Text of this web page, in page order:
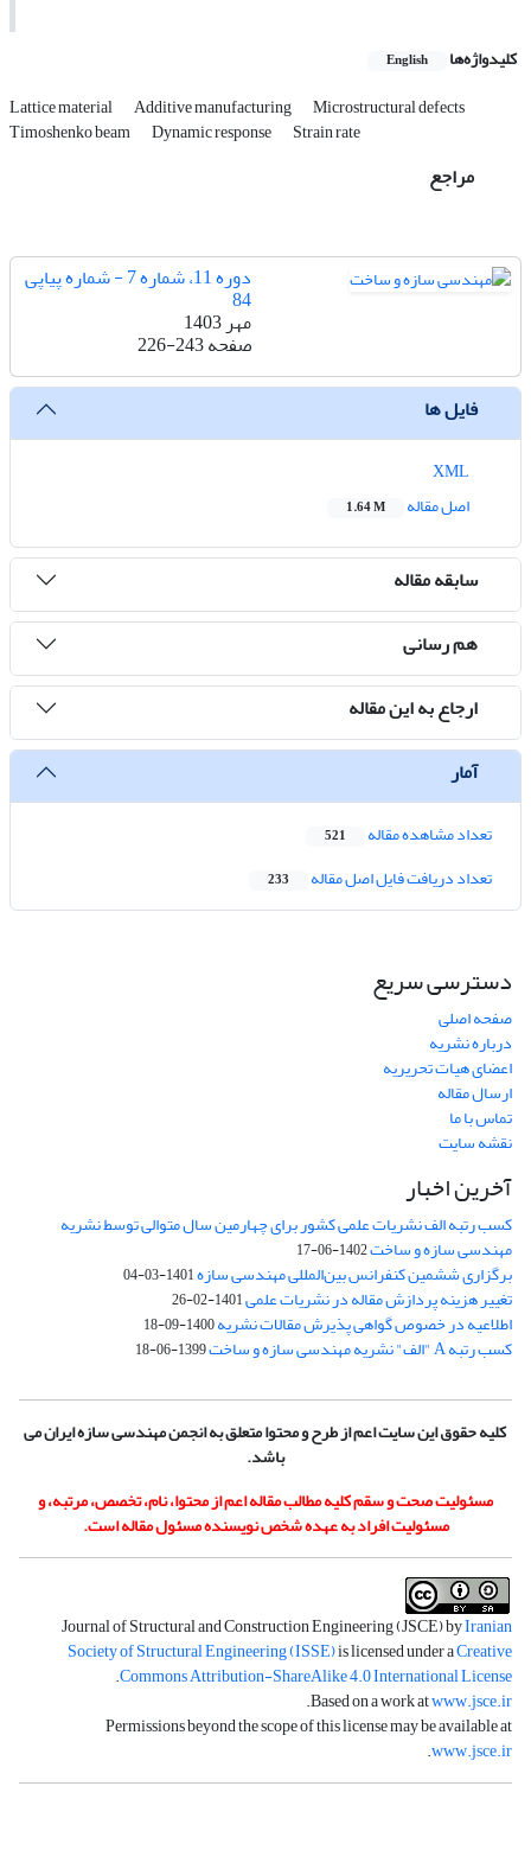
کلیدواژه‌ها English
Lattice material Additive manufacturing Microstructural defects
Timoshenko beam Dynamic response Strain rate
مراجع
دوره 11، شماره 7 - شماره پیاپی
84
مهر 1403
صفحه226-243
فایل ها
اصل مقاله
1.64 M
سابقه مقاله
هم رسانی
ارجاع به این مقاله
آمار
تعداد مشاهده مقاله 521
تعداد دریافت فایل اصل مقاله 233
دسترسی سریع
صفحه اصلی
درباره نشریه
اعضای هیات تحریریه
ارسال مقاله
تماس با ما
نقشه سایت
آخرین اخبار
کسب رتبه الف نشریات علمی کشور برای چهارمین سال متوالی توسط نشریه
مهندسی سازه و ساخت1402-06-17
برگزاری ششمین کنفرانس بین‌المللی مهندسی سازه1401-03-04
تغییر هزینه پردازش مقاله در نشریات علمی1401-02-26
اطلاعیه در خصوص گواهی پذیرش مقالات نشریه1400-09-18
کسب رتبه A "الف" نشریه مهندسی سازه و ساخت 1399-06-18
کلیه حقوق این سایت اعم از طرح و محتوا متعلق به انجمن مهندسی سازه ایران می
باشد.
مسئولیت صحت و سقم کلیه مطالب مقاله اعم از محتوا، نام، تخصص، مرتبه، و
مسئولیت افراد به عهده شخص نویسنده مسئول مقاله است.
Journal of Structural and Construction Engineering (JSCE) byIranian
Society of Structural Engineering (ISSE)is licensed under aCreative
Commons Attribution-ShareAlike 4.0 International License
.
Based on a work atwww.jsce.ir
.
Permissions beyond the scope of this license may be available at
www.jsce.ir
.